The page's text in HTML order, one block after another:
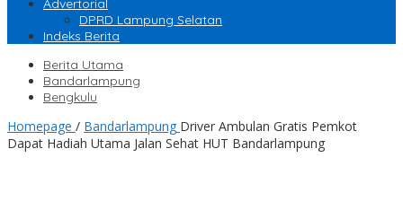
Advertorial
DPRD Lampung Selatan
Indeks Berita
Berita Utama
Bandarlampung
Bengkulu
Homepage / Bandarlampung Driver Ambulan Gratis Pemkot
Dapat Hadiah Utama Jalan Sehat HUT Bandarlampung